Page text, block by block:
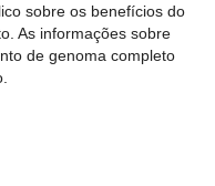
sobre os benefícios do
As informações sobre
de genoma completo